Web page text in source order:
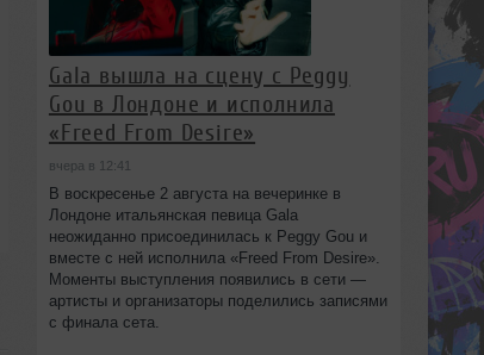
Gala вышла на сцену с Peggy
Gou в Лондоне и исполнила
«Freed From Desire»
вчера в 12:41
В воскресенье 2 августа на вечеринке в
Лондоне итальянская певица Gala
неожиданно присоединилась к Peggy Gou и
вместе с ней исполнила «Freed From Desire».
Моменты выступления появились в сети —
артисты и организаторы поделились записями
с финала сета.